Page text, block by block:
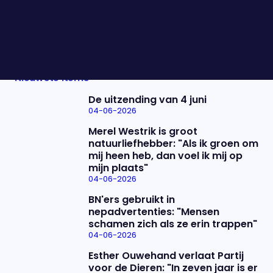
Nieuwste items
De uitzending van 4 juni
04-06-2026
Merel Westrik is groot
natuurliefhebber: "Als ik groen om
mij heen heb, dan voel ik mij op
mijn plaats"
04-06-2026
BN'ers gebruikt in
nepadvertenties: "Mensen
schamen zich als ze erin trappen"
04-06-2026
Esther Ouwehand verlaat Partij
voor de Dieren: "In zeven jaar is er